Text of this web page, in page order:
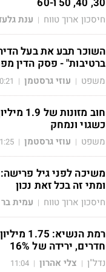
חיסכון ארוך טווח | ענת
השוכר תבע את בעל
ברטיבות" - פסק הדין
משפט | עוזי גרסטמן |
חוב
כשגוי ונמחק
משפט | עוזי גרסטמן |
משיכה לפני גיל
ומתי זה בכל זאת נכון
חיסכון ארוך טווח | עמית בר
רמת
חדרים, ירידה של 16%
נדל"ן | צלי אהרון |
11:04